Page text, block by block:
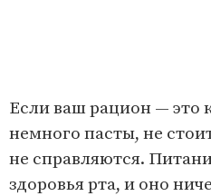
Если ваш рацион — это
немного пасты, не
не справляются.
здоровья рта, и оно